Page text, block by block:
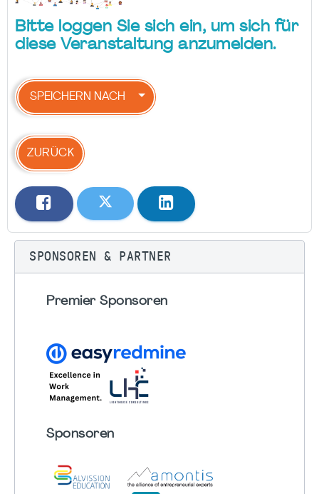
Bitte loggen Sie sich ein, um sich für
diese Veranstaltung anzumelden.
SPEICHERN NACH
ZURÜCK
SPONSOREN & PARTNER
Premier Sponsoren
Sponsoren